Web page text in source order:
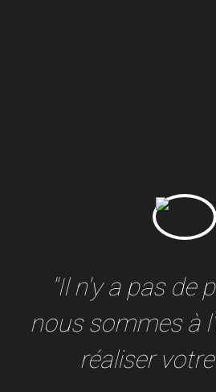
"Il n'y a pas de
nous sommes à
réaliser